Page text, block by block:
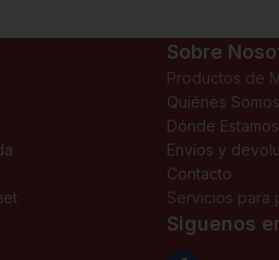
Sobre
Productos de
Quiénes Somos
Dónde Estamos
Envíos y
Contacto
Servicios para
Siguenos